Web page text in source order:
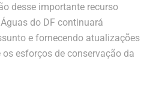
desse importante recurso
do DF continuará
e fornecendo atualizações
esforços de conservação da